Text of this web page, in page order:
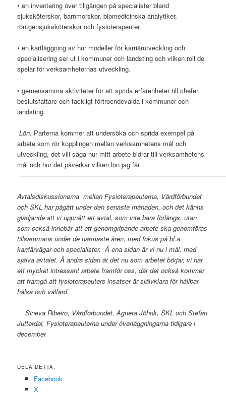
• en inventering över tillgången på specialister bland
sjuksköterskor, barnmorskor, biomedicinska analytiker,
röntgensjuksköterskor och fysioterapeuter.
• en kartläggning av hur modeller för karriärutveckling och
specialisering ser ut i kommuner och landsting och vilken roll de
spelar för verksamheternas utveckling.
• gemensamma aktiviteter för att sprida erfarenheter till chefer,
beslutsfattare och fackligt förtroendevalda i kommuner och
landsting.
Lön. Parterna kommer att undersöka och sprida exempel på
arbete som rör kopplingen mellan verksamhetens mål och
utveckling, det vill säga hur mitt arbete bidrar till verksamhetens
mål och hur det påverkar vilken lön jag får.
Avtalsdiskussionerna mellan Fysioterapeuterna, Vårdförbundet
och SKL har pågått under den senaste månaden, och det känns
glädjande att vi uppnått ett avtal, som inte bara förlängs, utan
som också innebär att ett genomgripande arbete ska genomföras
tillsammans under de närmaste åren, med fokus på bl.a.
karriärvägar och specialister. Å ena sidan är vi nu i mål, med
själva avtalet. Å andra sidan är det nu som arbetet börjar, vi har
ett mycket intressant arbete framför oss, där det också kommer
att framgå att fysioterapeuters insatser är självklara för hållbar
hälsa och välfärd.
Sineva Ribeiro, Vårdförbundet, Agneta Jöhnk, SKL och Stefan
Jutterdal, Fysioterapeuterna under överläggningarna tidigare i
december
DELA DETTA:
Facebook
X